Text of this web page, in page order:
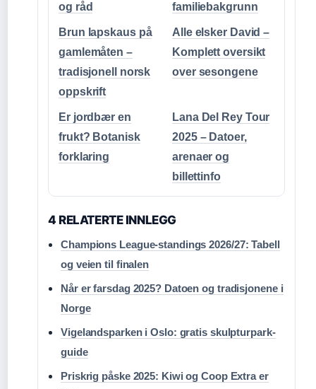
og råd
familiebakgrunn
Brun lapskaus på
gamlemåten –
tradisjonell norsk
oppskrift
Alle elsker David –
Komplett oversikt
over sesongene
Er jordbær en
frukt? Botanisk
forklaring
Lana Del Rey Tour
2025 – Datoer,
arenaer og
billettinfo
4 RELATERTE INNLEGG
Champions League-standings 2026/27: Tabell
og veien til finalen
Når er farsdag 2025? Datoen og tradisjonene i
Norge
Vigelandsparken i Oslo: gratis skulpturpark-
guide
Priskrig påske 2025: Kiwi og Coop Extra er